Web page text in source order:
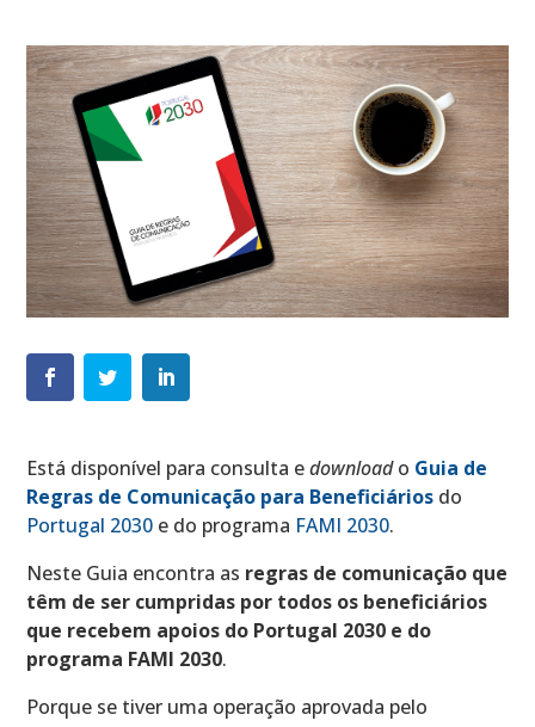
Está disponível para consulta edownloado Guia de
Regras de Comunicação para Beneficiários do
Portugal 2030 e do programa FAMI 2030.
Neste Guia encontra as regras de comunicação que
têm de ser cumpridas por todos os beneficiários
que recebem apoios do Portugal 2030 e do
programa FAMI 2030.
Porque se tiver uma operação aprovada pelo